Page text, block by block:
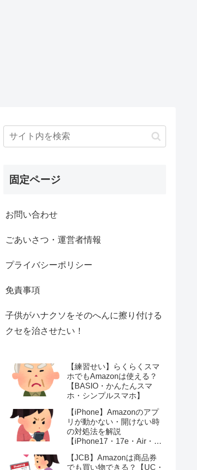
固定ページ
お問い合わせ
ごあいさつ・運営者情報
プライバシーポリシー
免責事項
子供がハナクソをそのへんに擦り付ける
クセを治させたい！
【練習せい】らくらくスマ
ホでもAmazonは使える？
【BASIO・かんたんスマ
ホ・シンプルスマホ】
【iPhone】Amazonのアプ
リが動かない・開けない時
の対処法を解説
【iPhone17・17e・Air・
Pro・ProMAX・Plus】
【JCB】Amazonは商品券
でも買い物できる？【UC・